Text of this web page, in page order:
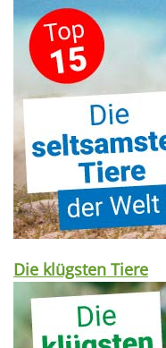
Die klügsten Tiere